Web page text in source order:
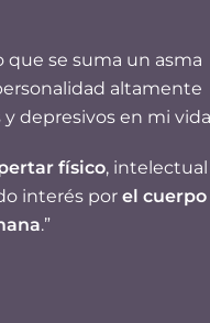
que se suma un asma
altamente
depresivos en mi
físico,
interés por el cuerpo
.”